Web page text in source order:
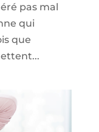
pas mal
qui
que